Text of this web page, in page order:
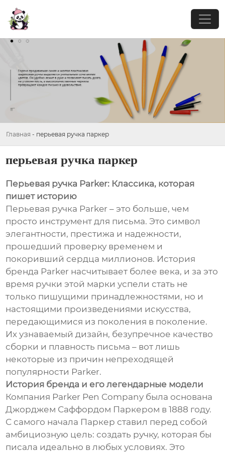
Главная - перьевая ручка паркер
перьевая ручка паркер
Перьевая ручка Parker: Классика, которая
пишет историю
Перьевая ручка Parker – это больше, чем
просто инструмент для письма. Это символ
элегантности, престижа и надежности,
прошедший проверку временем и
покоривший сердца миллионов. История
бренда Parker насчитывает более века, и за это
время ручки этой марки успели стать не
только пишущими принадлежностями, но и
настоящими произведениями искусства,
передающимися из поколения в поколение.
Их узнаваемый дизайн, безупречное качество
сборки и плавность письма – вот лишь
некоторые из причин непреходящей
популярности Parker.
История бренда и его легендарные модели
Компания Parker Pen Company была основана
Джорджем Саффордом Паркером в 1888 году.
С самого начала Паркер ставил перед собой
амбициозную цель: создать ручку, которая бы
писала идеально в любых условиях. Это